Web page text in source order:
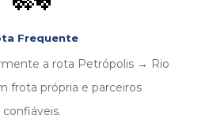
Frequente
a rota Petrópolis → Rio
frota própria e parceiros
confiáveis.